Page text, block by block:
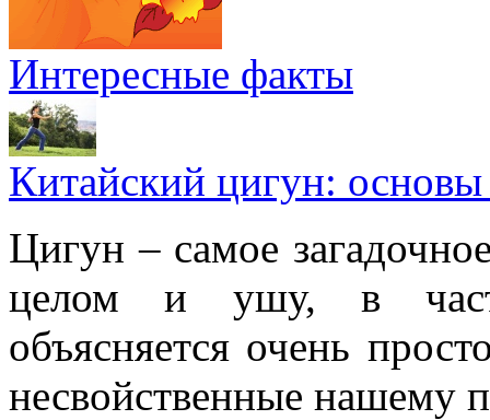
Интересные факты
Китайский цигун:
Цигун – самое
целом и ушу, в
объясняется очень
несвойственные нашему